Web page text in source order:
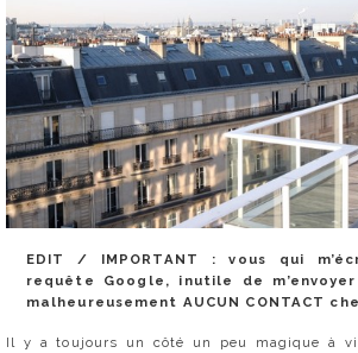
EDIT / IMPORTANT : vous qui
requête Google, inutile de
malheureusement AUCUN CONTACT
Il y a toujours un côté un peu magique à